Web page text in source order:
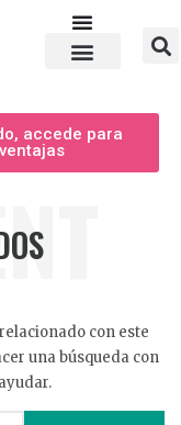
accede para
con este
una búsqueda con